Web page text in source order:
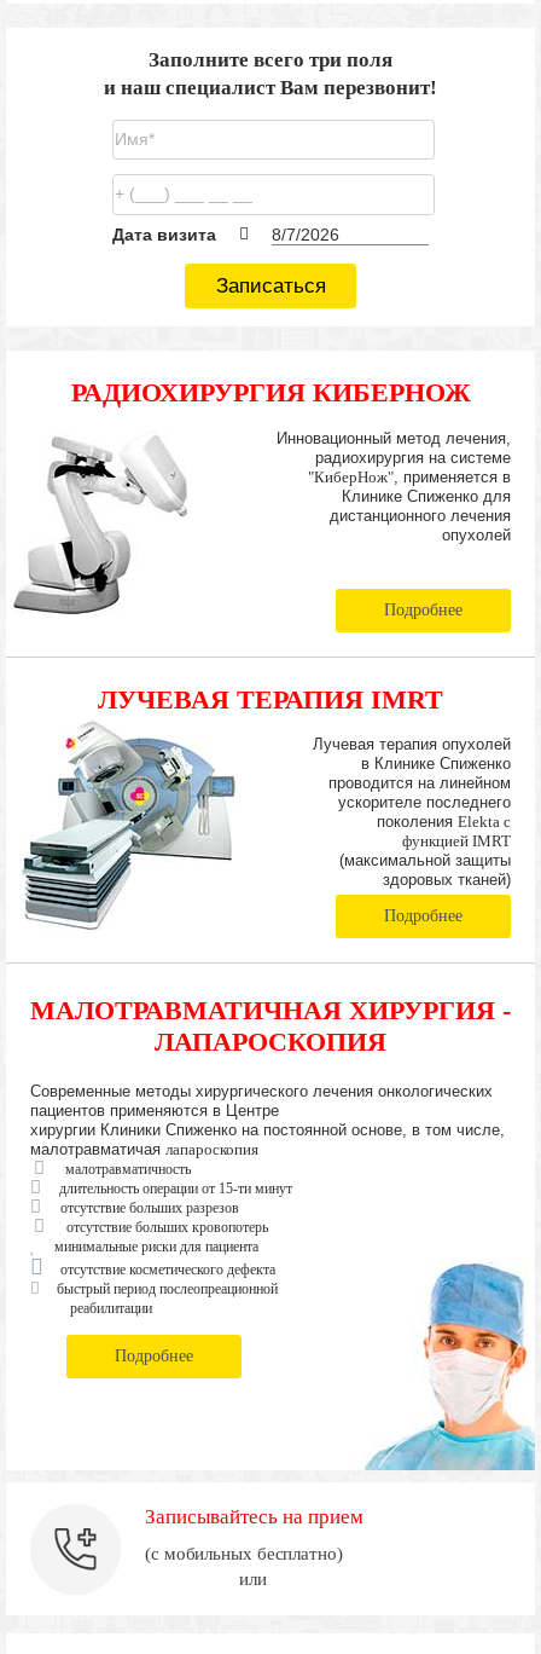
Заполните всего три поля
и наш специалист Вам перезвонит!
Дата визита
Записаться
РАДИОХИРУРГИЯ КИБЕРНОЖ
Инновационный метод лечения,
радиохирургия на системе
"КиберНож", применяется в
Клинике Спиженко для
дистанционного лечения
опухолей
Подробнее
ЛУЧЕВАЯ ТЕРАПИЯ IMRT
Лучевая терапия опухолей
в Клинике Спиженко
проводится на линейном
ускорителе последнего
поколения Elekta с
функцией IMRT
(максимальной защиты
здоровых тканей)
Подробнее
МАЛОТРАВМАТИЧНАЯ ХИРУРГИЯ -
ЛАПАРОСКОПИЯ
Современные методы хирургического лечения онкологических
пациентов применяются в Центре
хирургии Клиники Спиженко на постоянной основе, в том числе,
малотравматичая лапароскопия
малотравматичность
длительность операции от 15-ти минут
отсутствие больших разрезов
отсутствие больших кровопотерь
минимальные риски для пациента
отсутствие косметического дефекта
быстрый период послеопреационной
реабилитации
Подробнее
Записывайтесь на прием
(с мобильных бесплатно)
или